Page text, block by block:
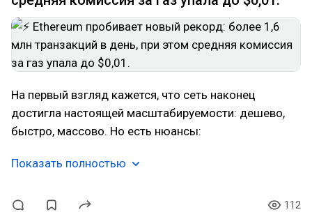
На первый взгляд кажется, что сеть наконец
достигла настоящей масштабируемости: дешево,
быстро, массово. Но есть нюансы:
Показать полностью
112